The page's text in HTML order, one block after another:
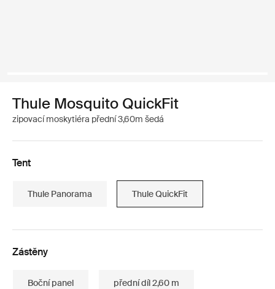
Thule Mosquito QuickFit
zipovací moskytiéra přední 3,60m šedá
Tent
Thule Panorama Thule QuickFit
Zástěny
Boční panel přední díl 2,60 m